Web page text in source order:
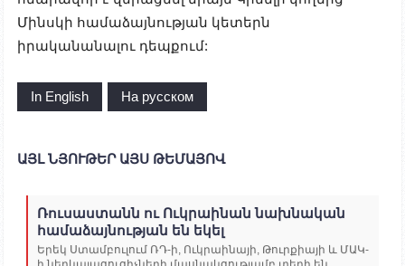
Մինսկի համաձայնության կետերն
իրականանալու դեպքում:
In English На русском
ԱՅԼ ՆՅՈՒԹԵՐ ԱՅՍ ԹԵՄԱՅՈՎ
Ռուսաստանն ու Ուկրաինան նախնական
համաձայնության են եկել
Երեկ Ստամբուլում ՌԴ-ի, Ուկրաինայի, Թուրքիայի և ՄԱԿ-